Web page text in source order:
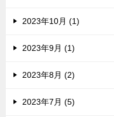
2023年10月 (1)
2023年9月 (1)
2023年8月 (2)
2023年7月 (5)